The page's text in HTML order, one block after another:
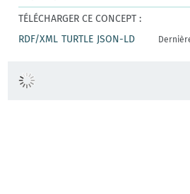
TÉLÉCHARGER CE CONCEPT :
RDF/XML TURTLE JSON-LD